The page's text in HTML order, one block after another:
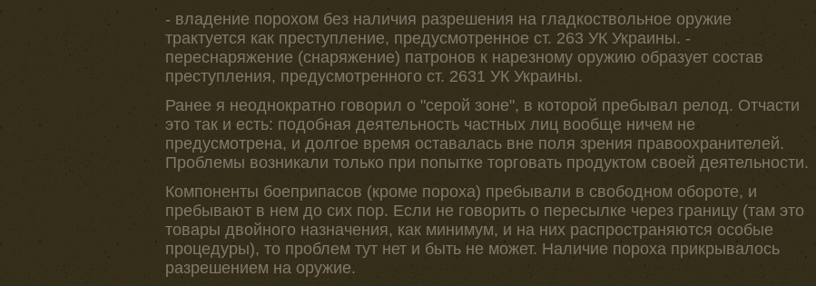
- владение порохом без наличия разрешения на гладкоствольное оружие
трактуется как преступление, предусмотренное ст. 263 УК Украины. -
переснаряжение (снаряжение) патронов к нарезному оружию образует состав
преступления, предусмотренного ст. 2631 УК Украины.
Ранее я неоднократно говорил о "серой зоне", в которой пребывал релод. Отчасти
это так и есть: подобная деятельность частных лиц вообще ничем не
предусмотрена, и долгое время оставалась вне поля зрения правоохранителей.
Проблемы возникали только при попытке торговать продуктом своей деятельности.
Компоненты боеприпасов (кроме пороха) пребывали в свободном обороте, и
пребывают в нем до сих пор. Если не говорить о пересылке через границу (там это
товары двойного назначения, как минимум, и на них распространяются особые
процедуры), то проблем тут нет и быть не может. Наличие пороха прикрывалось
разрешением на оружие.